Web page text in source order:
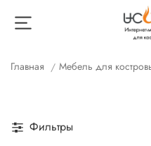
Главная Мебель для
Фильтры